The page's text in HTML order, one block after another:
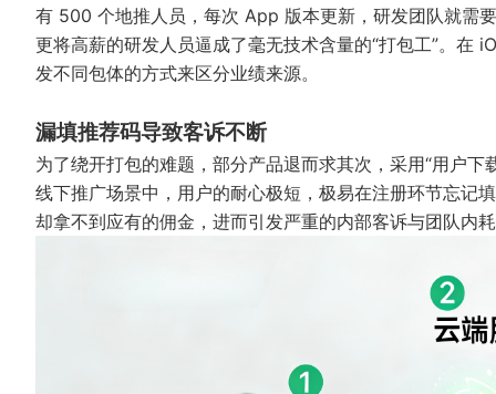
有 500 个地推人员，每次 App 版本更新，研发团队就需
更将高薪的研发人员逼成了毫无技术含量的“打包工”。在
发不同包体的方式来区分业绩来源。
漏填推荐码导致客诉不断
为了绕开打包的难题，部分产品退而求其次，采用“用户
线下推广场景中，用户的耐心极短，极易在注册环节忘记
却拿不到应有的佣金，进而引发严重的内部客诉与团队内